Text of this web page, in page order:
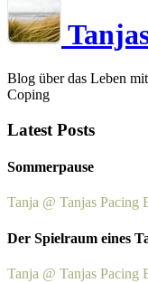
Blog über das Leben
Coping
Latest Posts
Sommerpause
Tanja @ Tanjas Pacing
Der Spielraum eines
Tanja @ Tanjas Pacing